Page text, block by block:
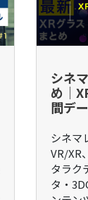
シネ
め｜
間デ
シネマ
VR/XR
タラク
タ・